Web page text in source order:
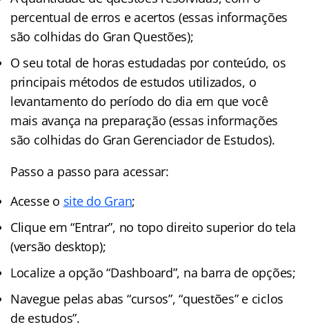
percentual de erros e acertos (essas informações
são colhidas do Gran Questões);
O seu total de horas estudadas por conteúdo, os
principais métodos de estudos utilizados, o
levantamento do período do dia em que você
mais avança na preparação (essas informações
são colhidas do Gran Gerenciador de Estudos).
Passo a passo para acessar:
Acesse o site do Gran;
Clique em “Entrar”, no topo direito superior do tela
(versão desktop);
Localize a opção “Dashboard”, na barra de opções;
Navegue pelas abas “cursos”, “questões” e ciclos
de estudos”.